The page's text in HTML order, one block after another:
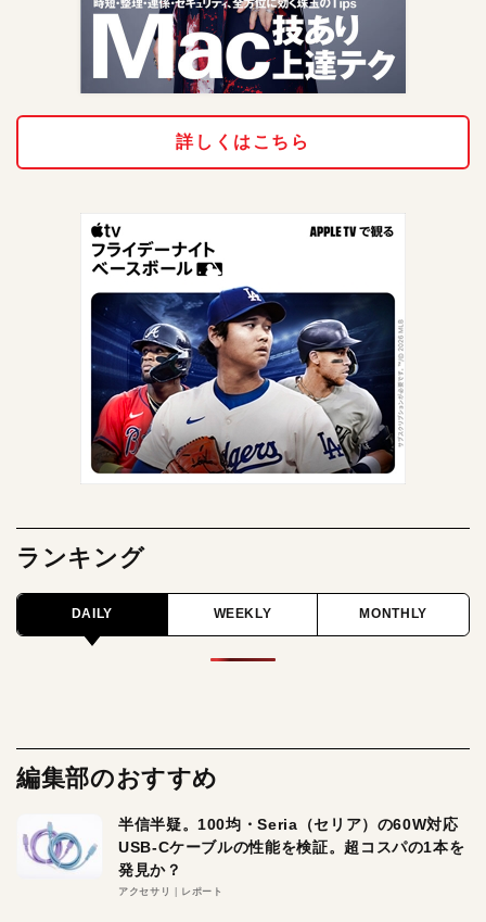
詳しくはこちら
ランキング
DAILY WEEKLY MONTHLY
編集部のおすすめ
半信半疑。100均・Seria（セリア）の60W対応
USB-Cケーブルの性能を検証。超コスパの1本を
発見か？
アクセサリ レポート